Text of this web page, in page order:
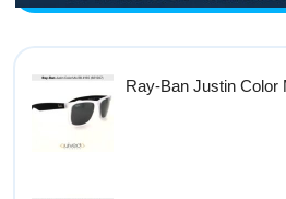
Ray-Ban Justin Color